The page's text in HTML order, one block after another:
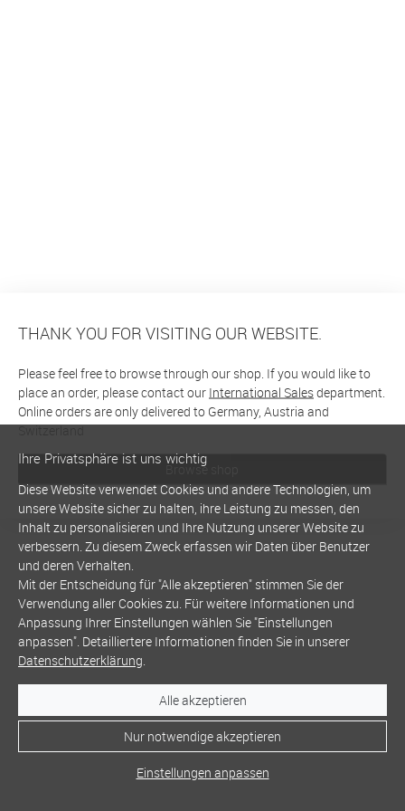
THANK YOU FOR VISITING OUR WEBSITE.
Please feel free to browse through our shop. If you would like to
place an order, please contact our International Salesdepartment.
Online orders are only delivered to Germany, Austria and
Switzerland
Browse shop
Ihre Privatsphäre ist uns wichtig
Diese Website verwendet Cookies und andere Technologien, um
unsere Website sicher zu halten, ihre Leistung zu messen, den
Inhalt zu personalisieren und Ihre Nutzung unserer Website zu
verbessern. Zu diesem Zweck erfassen wir Daten über Benutzer
und deren Verhalten.
Mit der Entscheidung für "Alle akzeptieren" stimmen Sie der
Verwendung aller Cookies zu. Für weitere Informationen und
Anpassung Ihrer Einstellungen wählen Sie "Einstellungen
anpassen". Detailliertere Informationen finden Sie in unserer
Datenschutzerklärung.
Alle akzeptieren
Nur notwendige akzeptieren
Einstellungen anpassen